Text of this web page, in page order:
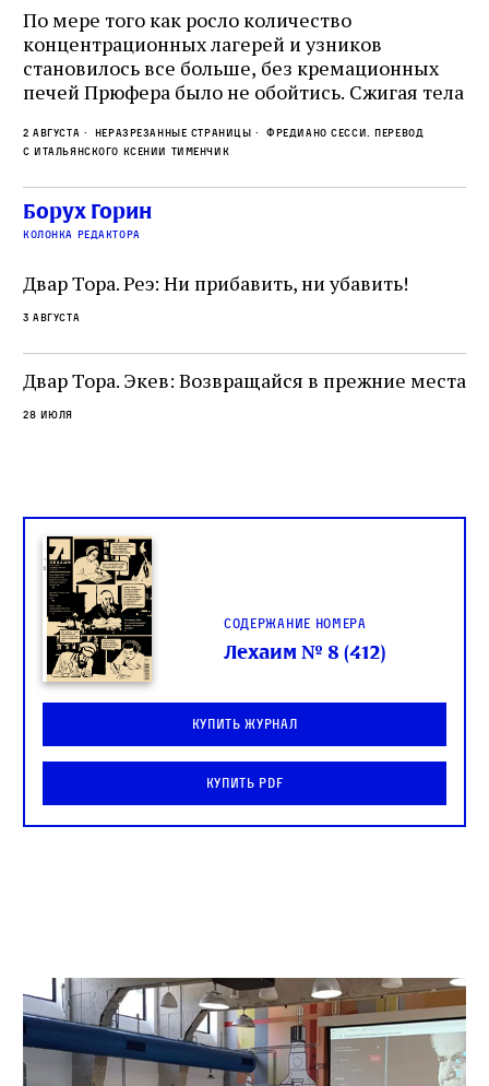
По мере того как росло количество
концентрационных лагерей и узников
становилось все больше, без кремационных
печей Прюфера было не обойтись. Cжигая тела
верны своему архаичному культу смерти, но и
скрывали от населения соседних городов,
сколько узников погибало каждый день в этих
жутких местах
2 августа Неразрезанные страницы
Фредиано Сесси. Перевод
с итальянского Ксении Тименчик
Борух Горин
колонка редактора
Двар Тора. Реэ: Ни прибавить, ни убавить!
3 августа
Двар Тора. Экев: Возвращайся в прежние места
28 июля
Содержание номера
Лехаим № 8 (412)
Купить журнал
Купить PDF